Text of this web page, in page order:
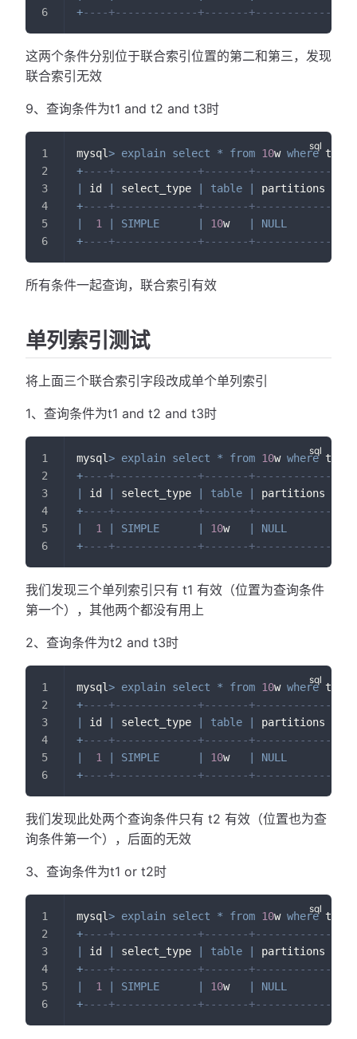
+----+-------------+-------+------------
这两个条件分别位于联合索引位置的第二和第三，发现
联合索引无效
9、查询条件为t1 and t2 and t3时
mysql> explain select * from 10w where t1
+----+-------------+-------+------------
id select_type table partitions
+----+-------------+-------+------------
1 SIMPLE 10w NULL
+----+-------------+-------+------------
所有条件一起查询，联合索引有效
单列索引测试
将上面三个联合索引字段改成单个单列索引
1、查询条件为t1 and t2 and t3时
mysql> explain select * from 10w where t1
+----+-------------+-------+------------
id select_type table partitions
+----+-------------+-------+------------
1 SIMPLE 10w NULL
+----+-------------+-------+------------
我们发现三个单列索引只有 t1 有效（位置为查询条件
第一个），其他两个都没有用上
2、查询条件为t2 and t3时
mysql> explain select * from 10w where t2
+----+-------------+-------+------------
id select_type table partitions
+----+-------------+-------+------------
1 SIMPLE 10w NULL
+----+-------------+-------+------------
我们发现此处两个查询条件只有 t2 有效（位置也为查
询条件第一个），后面的无效
3、查询条件为t1 or t2时
mysql> explain select * from 10w where t1
+----+-------------+-------+------------
id select_type table partitions
+----+-------------+-------+------------
1 SIMPLE 10w NULL
+----+-------------+-------+------------